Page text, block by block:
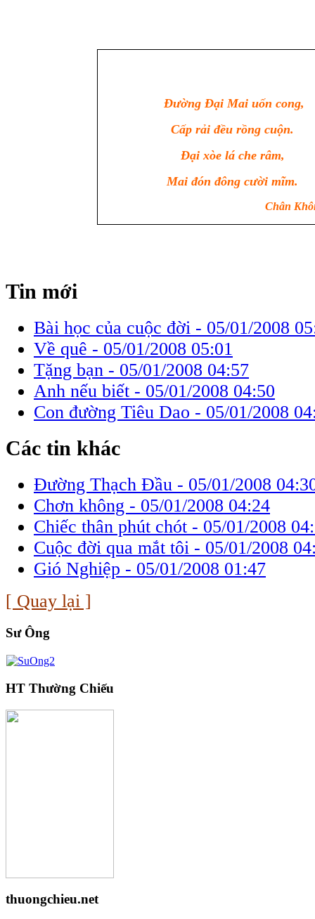
Đường Đại Mai uốn cong,
Cấp rải đều rồng cuộn.
Đại xòe lá che râm,
Mai đón đông cười mĩm.
Chân
Tin mới
Bài học của cuộc đời - 05/01/2008
Về quê - 05/01/2008 05:01
Tặng bạn - 05/01/2008 04:57
Anh nếu biết - 05/01/2008 04:50
Con đường Tiêu Dao - 05/01/2008
Các tin khác
Đường Thạch Đầu - 05/01/2008
Chơn không - 05/01/2008 04:24
Chiếc thân phút chót - 05/01/2008
Cuộc đời qua mắt tôi - 05/01/2008
Gió Nghiệp - 05/01/2008 01:47
[ Quay lại ]
Sư Ông
HT Thường Chiếu
thuongchieu.net